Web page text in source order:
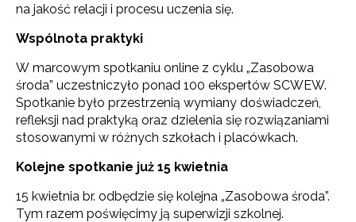
na jakość relacji i procesu uczenia się.
Wspólnota praktyki
W marcowym spotkaniu online z cyklu „Zasobowa
środa” uczestniczyło ponad 100 ekspertów SCWEW.
Spotkanie było przestrzenią wymiany doświadczeń,
refleksji nad praktyką oraz dzielenia się rozwiązaniami
stosowanymi w różnych szkołach i placówkach.
Kolejne spotkanie już 15 kwietnia
15 kwietnia br. odbędzie się kolejna „Zasobowa środa”.
Tym razem poświęcimy ją superwizji szkolnej.